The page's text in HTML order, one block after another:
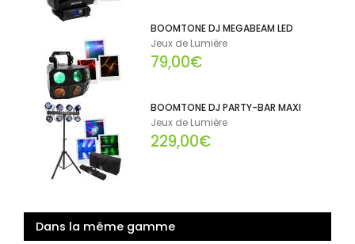
BOOMTONE DJ MEGABEAM LED
Jeux de Lumière
79,00€
BOOMTONE DJ PARTY-BAR MAXI
Jeux de Lumière
229,00€
Dans la même gamme